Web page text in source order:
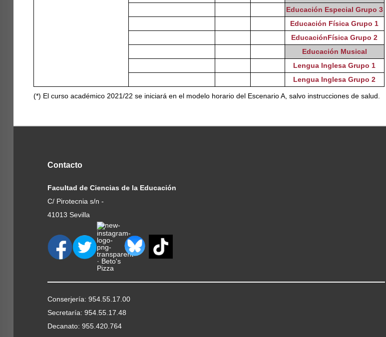
Educación Especial Grupo 3
Educación Física Grupo 1
EducaciónFísica Grupo 2
Educación Musical
Lengua Inglesa Grupo 1
Lengua Inglesa Grupo 2
(*) El curso académico 2021/22 se iniciará en el modelo horario del Escenario A, salvo instrucciones de salud.
Contacto
Facultad de Ciencias de la Educación
C/ Pirotecnia s/n -
41013 Sevilla
Conserjería: 954.55.17.00
Secretaría: 954.55.17.48
Decanato: 955.420.764